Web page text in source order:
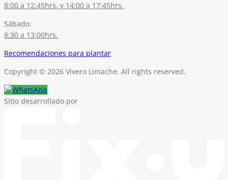
8:00 a 12:45hrs. y 14:00 a 17:45hrs.
Sábado:
8:30 a 13:00hrs.
Recomendaciones para plantar
Copyright © 2026 Vivero Limache. All rights reserved.
Sitio desarrollado por